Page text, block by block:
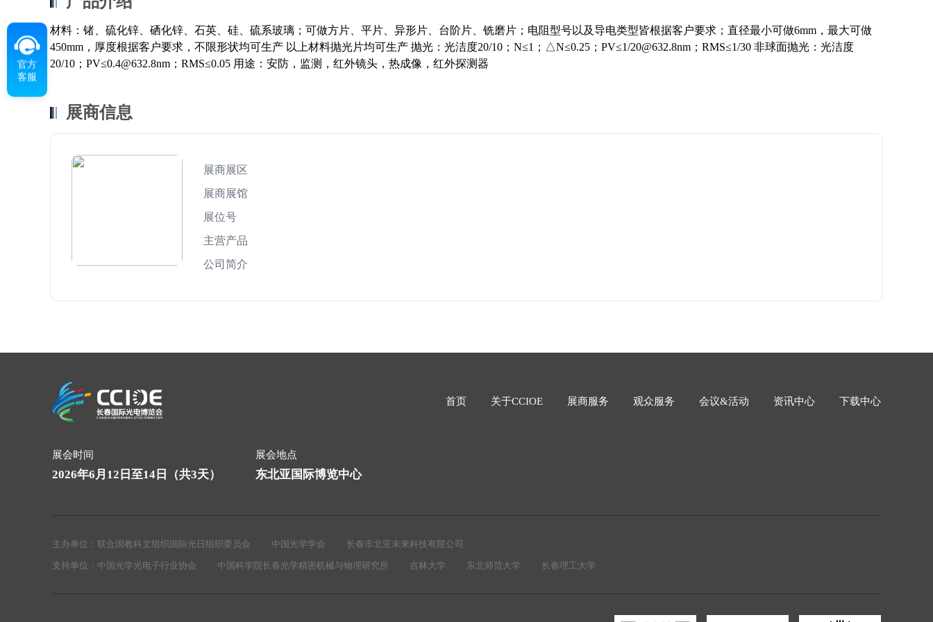
材料：锗、硫化锌、硒化锌、石英、硅、硫系玻璃；可做方片、平片、异形片、台阶片、铣磨片；电阻型号以及导电类型皆根据客户要求；直径最小可做6mm，最大可做
450mm，厚度根据客户要求，不限形状均可生产 以上材料抛光片均可生产 抛光：光洁度20/10；N≤1；△N≤0.25；PV≤1/20@632.8nm；RMS≤1/30 非球面抛光：光洁度
20/10；PV≤0.4@632.8nm；RMS≤0.05 用途：安防，监测，红外镜头，热成像，红外探测器
展商信息
展商展区
展商展馆
展位号
主营产品
公司简介
官方
客服
首页 关于CCIOE 展商服务 观众服务 会议&活动 资讯中心 下载中心
展会时间
2026年6月12日至14日（共3天）
展会地点
东北亚国际博览中心
主办单位： 联合国教科文组织国际光日组织委员会 中国光学学会 长春市北亚未来科技有限公司
支持单位： 中国光学光电子行业协会 中国科学院长春光学精密机械与物理研究所 吉林大学 东北师范大学 长春理工大学